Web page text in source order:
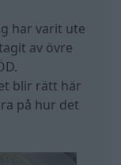
har varit ute
av övre
blir rätt här
på hur det